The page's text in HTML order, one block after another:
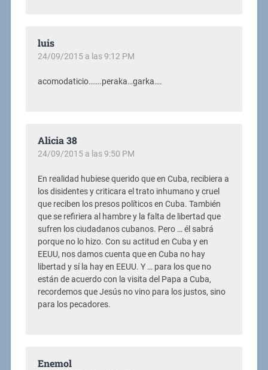
luis
24/09/2015 a las 9:12 PM
acomodaticio…….peraka…garka….
Alicia 38
24/09/2015 a las 9:50 PM
En realidad hubiese querido que en Cuba, recibiera a
los disidentes y criticara el trato inhumano y cruel
que reciben los presos políticos en Cuba. También
que se refiriera al hambre y la falta de libertad que
sufren los ciudadanos cubanos. Pero … él sabrá
porque no lo hizo. Con su actitud en Cuba y en
EEUU, nos damos cuenta que en Cuba no hay
libertad y sí la hay en EEUU. Y … para los que no
están de acuerdo con la visita del Papa a Cuba,
recordemos que Jesús no vino para los justos, sino
para los pecadores.
Enemol